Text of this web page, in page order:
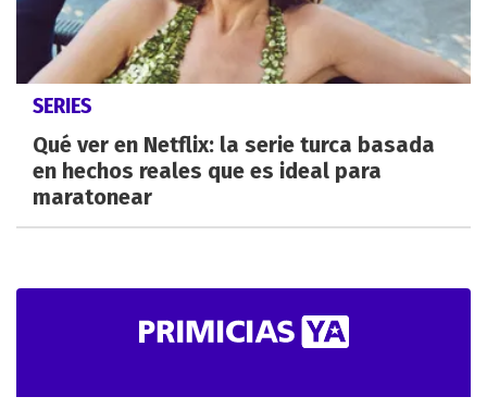
SERIES
Qué ver en Netflix: la serie turca basada
en hechos reales que es ideal para
maratonear